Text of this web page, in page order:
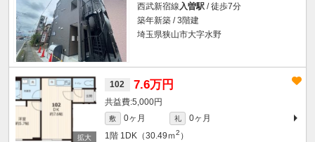
西武新宿線 入曽駅 / 徒歩7分
築年新築 / 3階建
埼玉県狭山市大字水野
102 7.6万円
5,000円
敷 0ヶ月 礼
0ヶ月
1階 1DK（30.49ｍ2 ）